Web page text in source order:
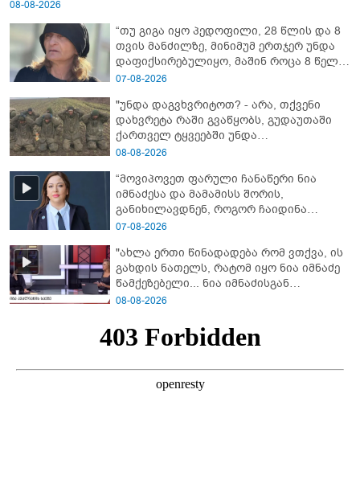
08-08-2026
“თუ გიგა იყო პედოფილი, 28 წლის და 8
თვის მანძილზე, მინიმუმ ერთჯერ უნდა
დაფიქსირებულიყო, მაშინ როცა 8 წელი
ამზადებდა მოსწავლეებს! - იპოვონ ერთი
ავიწროებდა” - ეკა კუპატაძე
07-08-2026
"უნდა დაგვხვრიტოთ? - არა, თქვენი
დახვრეტა რაში გვაწყობს, გუდაუთაში
ქართველ ტყვეებში უნდა
გადაგცვალოთ..."
08-08-2026
“მოვიპოვეთ ფარული ჩანაწერი ნია
იმნაძესა და მამამისს შორის,
განიხილავდნენ, როგორ ჩაიდინა
გაბაშვილმა დანაშაული” - რას ამბობს
07-08-2026
"ახლა ერთი წინადადება რომ ვთქვა, ის
გახდის ნათელს, რატომ იყო ნია იმნაძე
წამქეზებელი... ნია იმნაძისგან
გამოსული ინფორმაციაა ეს" - რას
08-08-2026